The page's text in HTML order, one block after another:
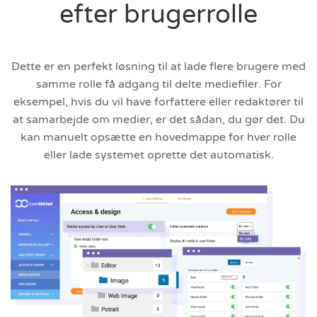
efter brugerrolle
Dette er en perfekt løsning til at lade flere brugere med
samme rolle få adgang til delte mediefiler. For
eksempel, hvis du vil have forfattere eller redaktører til
at samarbejde om medier, er det sådan, du gør det. Du
kan manuelt opsætte en hovedmappe for hver rolle
eller lade systemet oprette det automatisk.